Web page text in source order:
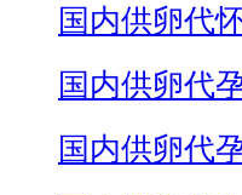
国内供卵代
国内供卵代
国内供卵代